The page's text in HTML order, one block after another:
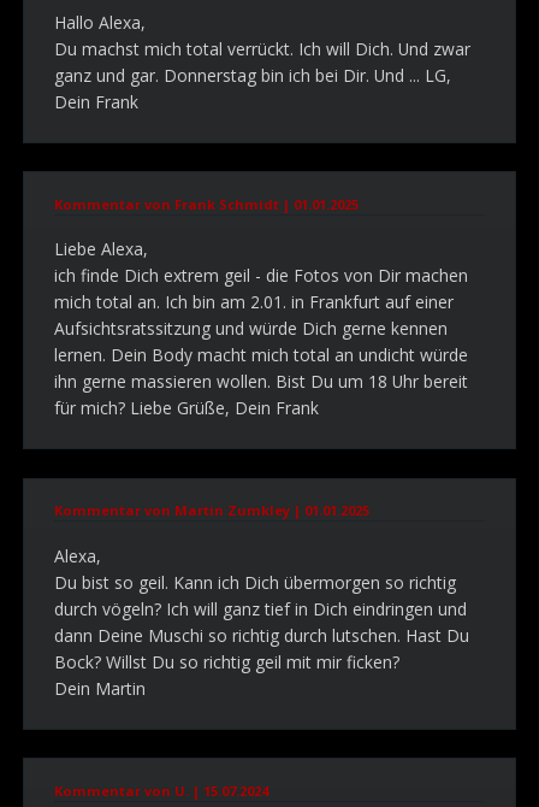
Hallo Alexa,
Du machst mich total verrückt. Ich will Dich. Und zwar
ganz und gar. Donnerstag bin ich bei Dir. Und ... LG,
Dein Frank
Kommentar von Frank Schmidt | 01.01.2025
Liebe Alexa,
ich finde Dich extrem geil - die Fotos von Dir machen
mich total an. Ich bin am 2.01. in Frankfurt auf einer
Aufsichtsratssitzung und würde Dich gerne kennen
lernen. Dein Body macht mich total an undicht würde
ihn gerne massieren wollen. Bist Du um 18 Uhr bereit
für mich? Liebe Grüße, Dein Frank
Kommentar von Martin Zumkley | 01.01.2025
Alexa,
Du bist so geil. Kann ich Dich übermorgen so richtig
durch vögeln? Ich will ganz tief in Dich eindringen und
dann Deine Muschi so richtig durch lutschen. Hast Du
Bock? Willst Du so richtig geil mit mir ficken?
Dein Martin
Kommentar von U. | 15.07.2024